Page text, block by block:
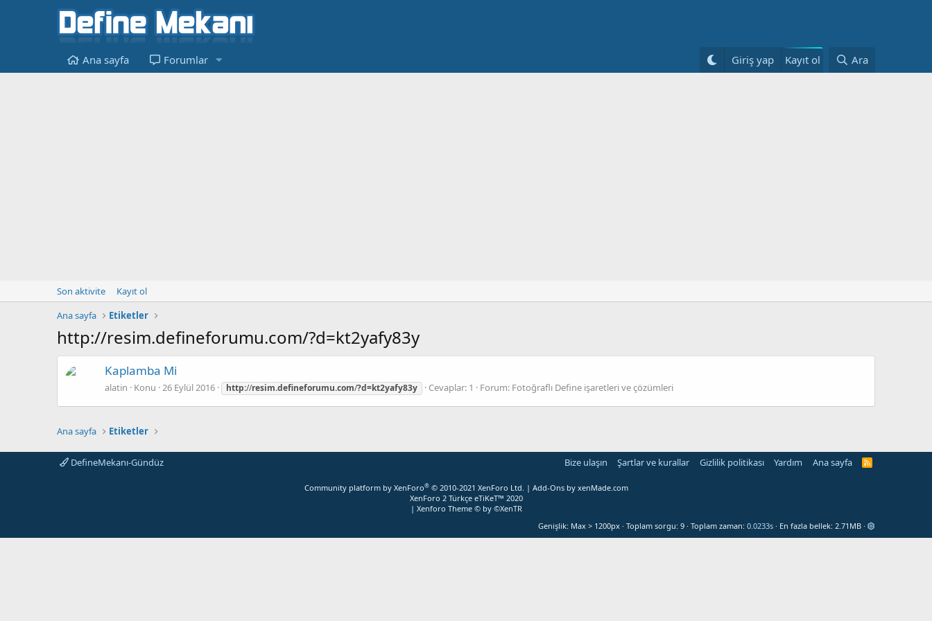
Ana sayfa Forumlar Giriş yap Kayıt ol Ara
Son aktivite
Kayıt ol
Ana sayfa
Etiketler
http://resim.defineforumu.com/?d=kt2yafy83y
Kaplamba Mi
alatin Konu 26 Eylül 2016 http://resim.defineforumu.com/?d=kt2yafy83y Cevaplar: 1 Forum: Fotoğraflı Define işaretleri ve çözümleri
Ana sayfa Etiketler
DefineMekanı-Gündüz Bize ulaşın Şartlar ve kurallar Gizlilik politikası Yardım Ana sayfa
R
Community platform by XenForo® © 2010-2021 XenForo Ltd. | Add-Onsby xenMade.com
XenForo 2 Türkçe eTiKeT™ 2020
| Xenforo Theme© by ©XenTR
Genişlik
Toplam sorgu 9 Toplam zaman 0.0233s En fazla bellek 2.71MB